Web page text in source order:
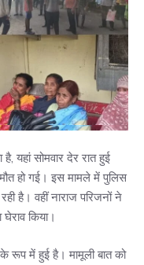
यहां सोमवार देर रात हुई
हो गई। इस मामले में पुलिस
है। वहीं नाराज परिजनों ने
किया।
रूप में हुई है। मामूली बात को